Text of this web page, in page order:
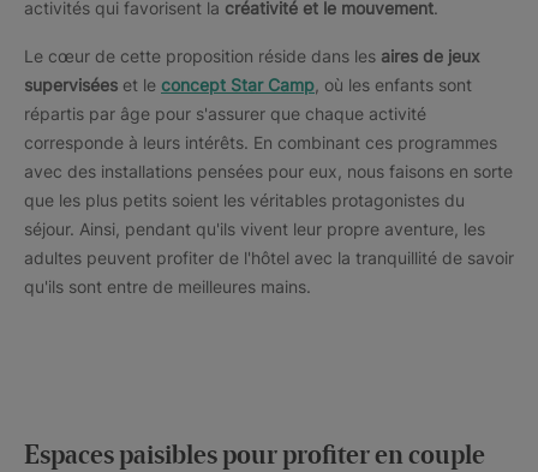
activités qui favorisent la créativité et le mouvement.
Le cœur de cette proposition réside dans les aires de jeux
supervisées et le concept Star Camp , où les enfants sont
répartis par âge pour s'assurer que chaque activité
corresponde à leurs intérêts. En combinant ces programmes
avec des installations pensées pour eux, nous faisons en sorte
que les plus petits soient les véritables protagonistes du
séjour. Ainsi, pendant qu'ils vivent leur propre aventure, les
adultes peuvent profiter de l'hôtel avec la tranquillité de savoir
qu'ils sont entre de meilleures mains.
Espaces paisibles pour profiter en couple